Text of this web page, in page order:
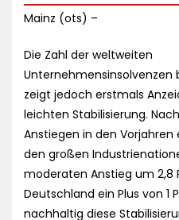
Mainz (ots) –
Die Zahl der weltweiten
Unternehmensinsolvenzen
zeigt jedoch erstmals
leichten Stabilisierung.
Anstiegen in den
den großen
moderaten Anstieg um 2,8
Deutschland ein Plus von 1
nachhaltig diese